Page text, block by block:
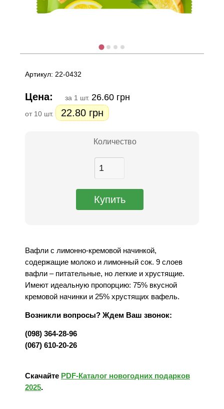
Артикул: 22-0432
Цена: за 1 шт. 26.60 грн
от 10 шт. 22.80 грн
Количество
Вафли с лимонно-кремовой начинкой,
содержащие молоко и лимонный сок. 9 слоев
вафли – питательные, но легкие и хрустящие.
Имеют идеальную пропорцию: 75% вкусной
кремовой начинки и 25% хрустящих вафель.
Возникли вопросы? Ждем Ваш звонок:
(098) 364-28-96
(067) 610-20-26
Скачайте PDF-Каталог новогодних подарков
2025.